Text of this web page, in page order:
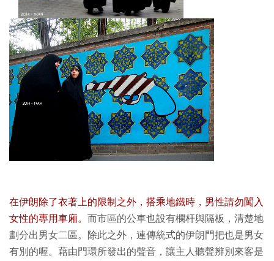
在伊朗除了衣著上的限制之外，搭乘地鐵時，男性請勿闖入
女性的專用車廂。 而市區的公車也設有欄杆與隔板，清楚地
劃分出男女二區。除此之外，連傳統式的伊朗門把也是男女
有別的喔。藉由門環所發出的聲音，讓主人聽聲辨別來客是